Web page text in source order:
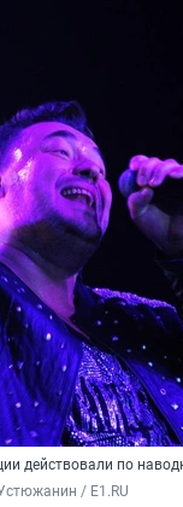
действовали по
/ E1.RU